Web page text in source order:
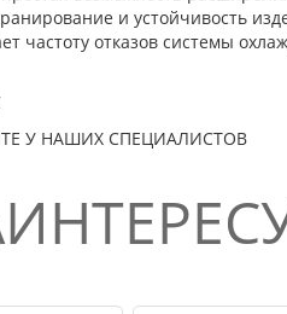
и устойчивость
частоту отказов системы
У НАШИХ СПЕЦИАЛИСТОВ